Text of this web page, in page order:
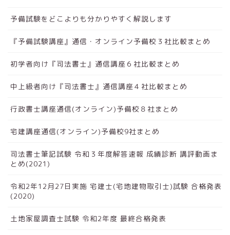
予備試験をどこよりも分かりやすく解説します
『予備試験講座』通信・オンライン予備校３社比較まとめ
初学者向け『司法書士』通信講座６社比較まとめ
中上級者向け『司法書士』通信講座４社比較まとめ
行政書士講座通信(オンライン)予備校８社まとめ
宅建講座通信(オンライン)予備校9社まとめ
司法書士筆記試験 令和３年度解答速報 成績診断 講評動画ま
とめ(2021)
令和2年12月27日実施 宅建士(宅地建物取引士)試験 合格発表
(2020)
土地家屋調査士試験 令和2年度 最終合格発表